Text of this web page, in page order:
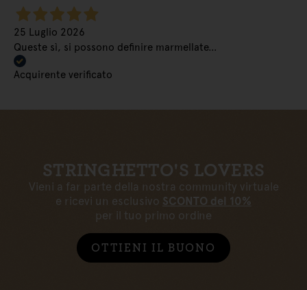
25 Luglio 2026
Queste sì, si possono definire marmellate…
Acquirente verificato
STRINGHETTO'S LOVERS
Vieni a far parte della nostra community virtuale
e ricevi un esclusivo SCONTO del 10%
per il tuo primo ordine
OTTIENI IL BUONO